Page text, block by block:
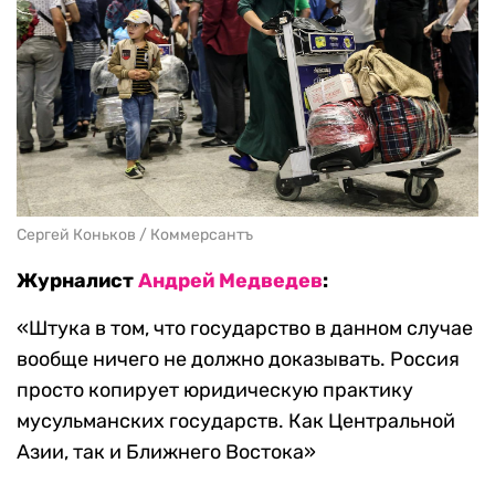
Сергей Коньков / Коммерсантъ
ЖурналистАндрей Медведев:
«Штука в том, что государство в данном случае
вообще ничего не должно доказывать. Россия
просто копирует юридическую практику
мусульманских государств. Как Центральной
Азии, так и Ближнего Востока»